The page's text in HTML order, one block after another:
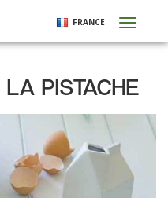
FRANCE
PISTACHE